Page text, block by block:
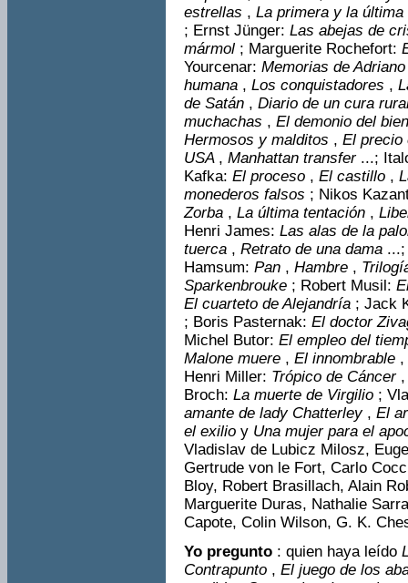
estrellas , La primera y la
; Ernst Jünger: Las abejas de
mármol ; Marguerite Rochefort:
Yourcenar: Memorias de
humana , Los conquis­tadores ,
de Satán , Diario de un cura
muchachas , El demonio del
Hermosos y malditos , El
USA , Manhattan trans­fer ...;
Kafka: El proceso , El castillo ,
monederos falsos ; Nikos
Zorba , La última tentación ,
Henri James: Las alas de la
tuerca , Retrato de una dama
Hamsum: Pan , Hambre ,
Sparken­brouke ; Robert Musil:
El cuarteto de Alejandría ; Jack
; Boris Pasternak: El doctor
Michel Butor: El empleo del
Malone muere , El in­nombrable ,
Henri Miller: Trópico de Cáncer
Broch: La muerte de Virgilio ;
amante de lady Chatterley , El
el exilio y Una mujer para el
Vladislav de Lubicz Milosz,
Gertrude von le Fort, Carlo
Bloy, Robert Brasillach, Alain
Marguerite Duras, Na­thalie
Capote, Colin Wilson, G. K.
Yo pregunto : quien haya leído
Contrapunto , El juego de los